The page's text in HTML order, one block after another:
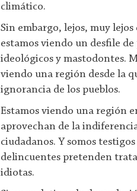
climático.
Sin embargo, lejos, muy
estamos viendo un desfile de
ideológicos y mastodontes.
viendo una región desde la
ignorancia de los pueblos.
Estamos viendo una región
aprovechan de la
ciudadanos. Y somos
delincuentes pretenden
idiotas.